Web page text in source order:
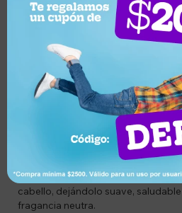
Transformá tu rutina de cuidado
Keratin Alpha Sleek de L'Oréal
especialmente para cabellos con
profesional ayuda a lograr un
aportando suavidad, brillo y un
desde la primera aplicación.
Gracias a sus ingredientes
profundamente la fibra capilar,
encrespamiento y facilitando el
buscan un cabello más liso,
Su fórmula dermatológicamente
parabenos y sulfatos, brinda un
cabello, dejándolo suave,
fragancia neutra.